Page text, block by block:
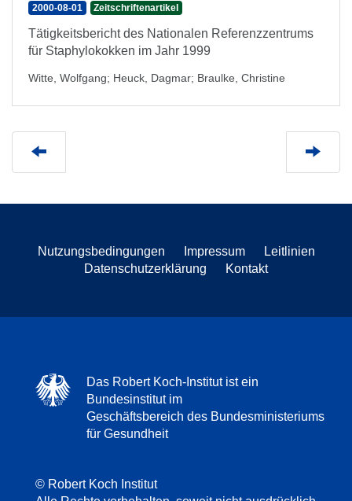
2000-08-01 Zeitschriftenartikel
Tätigkeitsbericht des Nationalen Referenzzentrums
für Staphylokokken im Jahr 1999
Witte, Wolfgang; Heuck, Dagmar; Braulke, Christine
Nutzungsbedingungen Impressum
Leitlinien
Datenschutzerklärung
Kontakt
Das Robert Koch-Institut ist ein
Bundesinstitut im
Geschäftsbereich des Bundesministeriums
für Gesundheit
© Robert Koch Institut